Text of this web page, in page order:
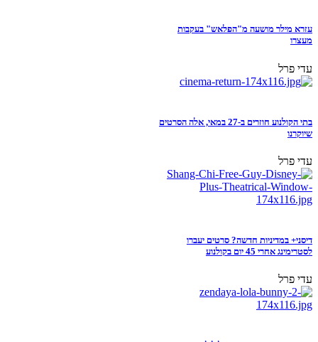
עזרא מילר מושעה מ"הפלאש" בעקבות
מעצרו
עדי פרל
בתי הקולנוע חוזרים ב-27 במאי, אלה הסרטים
שיוקרנו
עדי פרל
דיסני+ במדיניות חדשה? סרטים יעברו
לסטרימינג אחרי 45 יום בקולנוע
עדי פרל